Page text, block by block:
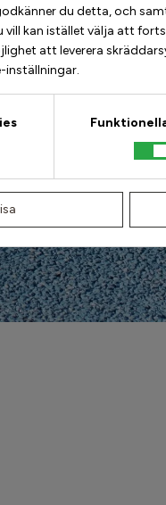
du detta, och
vill kan istället välja att
att leverera
inställningar.